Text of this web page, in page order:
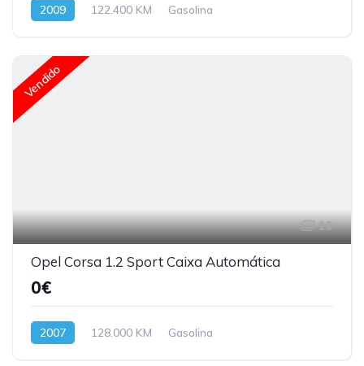
2009 122.400 KM Gasolina
Vendido
10
Opel Corsa 1.2 Sport Caixa Automática
0€
2007 128.000 KM Gasolina